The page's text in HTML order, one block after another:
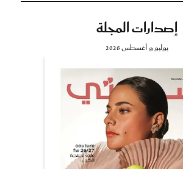
إصدارات المجلة
يوليو و أغسطس 2026